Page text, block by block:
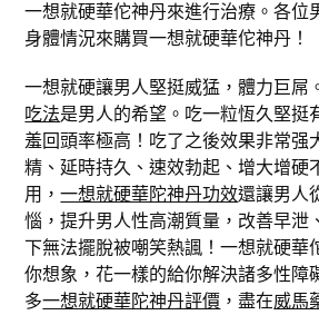
一想就硬華佗神丹來進行治療。各位
身體情況來購買一想就硬華佗神丹！
一想就硬讓男人堅挺威猛，體力巨屌
吃法是男人的希望。吃一粒恆久堅挺
羞回頭率極高！吃了之後效果非常强
精、延時持久、速效勃起、增大增硬
用，一想就硬華陀神丹功效還讓男人
惱，提升男人性高潮質量，改善早泄
下無法擺脫被嘲笑熱諷！一想就硬華
你想象，花一樣的給你解決諸多性障
多一想就硬華陀神丹評價 ，盡在威馬